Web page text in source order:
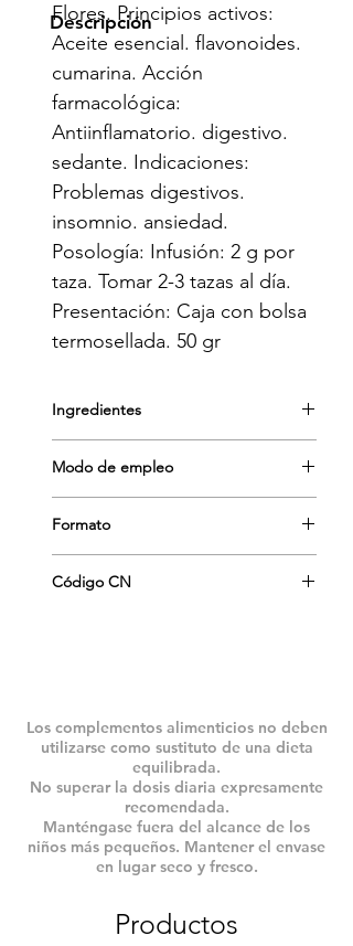
Descripción
Flores. Principios activos:
Aceite esencial. flavonoides.
cumarina. Acción
farmacológica:
Antiinflamatorio. digestivo.
sedante. Indicaciones:
Problemas digestivos.
insomnio. ansiedad.
Posología: Infusión: 2 g por
taza. Tomar 2-3 tazas al día.
Presentación: Caja con bolsa
termosellada. 50 gr
Ingredientes
Modo de empleo
taza. Dos o tres tazas al dia.
Formato
Código CN
Los complementos alimenticios no deben
utilizarse como sustituto de una dieta
equilibrada.
No superar la dosis diaria expresamente
recomendada.
Manténgase fuera del alcance de los
niños más pequeños. Mantener el envase
en lugar seco y fresco.
Productos